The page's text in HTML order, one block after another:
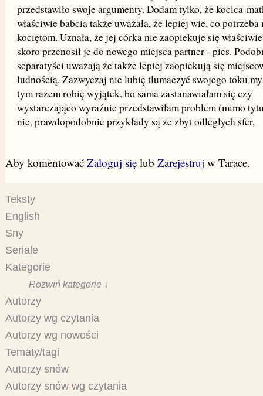
przedstawiło swoje argumenty. Dodam tylko, że kocica-
właściwie babcia także uważała, że lepiej wie, co potrzeba
kociętom. Uznała, że jej córka nie zaopiekuje się
skoro przenosił je do nowego miejsca partner - pies.
separatyści uważają że także lepiej zaopiekują się
ludnością. Zazwyczaj nie lubię tłumaczyć swojego toku
tym razem robię wyjątek, bo sama zastanawiałam się czy
wystarczająco wyraźnie przedstawiłam problem (mimo
nie, prawdopodobnie przykłady są ze zbyt odległych sfer,
Aby komentować Zaloguj sięlub Zarejestruj w Tarace.
Teksty
English
Sny
Seriale
Kategorie
Rozwiń kategorie ↓
Autorzy
Autorzy wg czytania
Autorzy wg nowości
Tematy/tagi
Autorzy snów
Autorzy snów wg czytania